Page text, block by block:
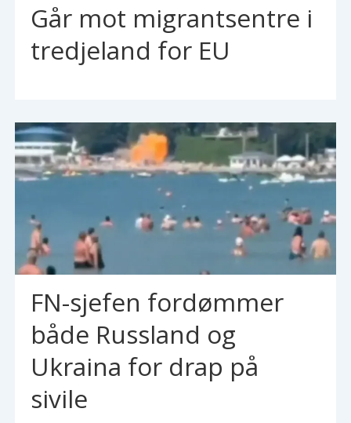
Går mot migrantsentre i
tredjeland for EU
FN-sjefen fordømmer
både Russland og
Ukraina for drap på
sivile